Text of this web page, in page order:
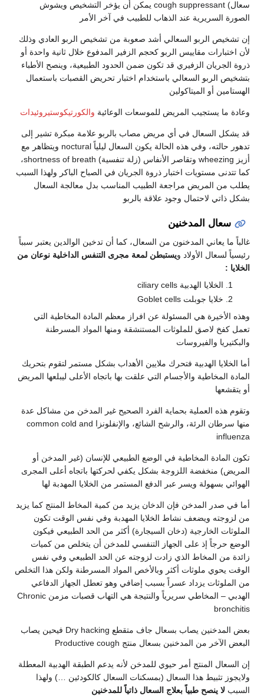
سعال) cough suppressant يمكن أن يؤخر التشخيص ويشوش
الصورة السريرية عند الذهاب للطبيب في آخر الأمر
إن تشخيص الربو السعالي أشد صعوبة من تشخيص الربو العادي وذلك
لأن اختبارات مقاييس الربو كحجم الزفير المدفوع خلال ثانية واحدة أو
ذروة الجريان الزفيري قد تكون ضمن الحدود الطبيعية، وينصح الأطباء
بتشخيص الربو السعالي باستخدام اختبار تحريض القصبات باستعمال
الهستامين أو الميتاكولين
وعادة ما يستجيب المريض للموسعات الوعائية والكورتيكوستيروئيدات
قد يشكل السعال في أي مريض مصاب بالربو علامة مبكرة تشير إلى
تدهور حالته، وفي هذه الحالة يكون السعال ليلياً noctural ويتظاهر مع
أزيز wheezing وتقاصر الأنفاس (زلة تنفسية) shortness of breath،
كما تتدنى مستويات اختبار ذروة الجريان في الصباح الباكر ولهذا السبب
يطلب من المريض مراجعة الطبيب المناسب بدل معالجة السعال
بشكل ذاتي لاحتمال وجود علاقة بالربو
سعال المدخنين
غالباً ما يعاني المدخنون من السعال، كما أن تدخين الوالدين يعتبر سبباً
رئيسياً لسعال الأولاد ويستبطن لمعة مجرى التنفس الداخلية نوعان من
الخلايا :
الخلايا الهدبية ciliary cells
خلايا جوبلت Goblet cells
وهذه الأخيرة هي المسئولة عن افراز معظم المادة المخاطية التي
تعمل كفخ لاصق للملوثات المستنشقة ومنها المواد المسرطنة
والبكتيريا والفيروسات
أما الخلايا الهدبية فتحرك ملايين الأهداب بشكل مستمر لتقوم بتحريك
المادة المخاطية والأجسام التي علقت بها باتجاه الأعلى ليبلعها المريض
أو يتقشعها
وتقوم هذه العملية بحماية الفرد الصحيح غير المدخن من مشاكل عدة
منها سرطان الرئة، والرشح الشائع، والإنفلونزا common cold and
influenza
تكون المادة المخاطية في الوضع الطبيعي للإنسان (غير المدخن أو
المريض) منخفضة اللزوجة بشكل يكفي لحركتها باتجاه أعلى المجرى
الهوائي بسهولة ويسر عبر الدفع المستمر من الخلايا المهدبة لها
أما في صدر المدخن فإن الدخان يزيد من كمية المخاط المنتج كما يزيد
من لزوجته ويضعف نشاط الخلايا المهدبة وفي نفس الوقت تكون
الملوثات الخارجية (دخان السيجارة) أكثر من الحد الطبيعي فيكون
الوضع حرجاً إذ على الجهاز التنفسي للمدخن أن يتخلص من كميات
زائدة من المخاط الذي زادت لزوجته عن الحد الطبيعي وفي نفس
الوقت يحوي ملوثات أكثر وبالأخص المواد المسرطنة ولكن هذا التخلص
من الملوثات يزداد عسراً بسبب إضافي وهو تعطل الجهاز الدفاعي
الهدبي – المخاطي سريرياً والنتيجة هي التهاب قصبات مزمن Chronic
bronchitis
بعض المدخنين يصاب بسعال جاف متقطع Dry hacking فيحين يصاب
البعض الآخر من المدخنين بسعال منتج Productive cough
إن السعال المنتج أمر حيوي للمدخن لأنه يدعم الطبقة الهدبية المعطلة
ولايجوز تثبيط هذا السعال (بمسكنات السعال كالكودئين …) ولهذا
السبب لا ينصح طبياً بعلاج السعال ذاتياً للمدخنين